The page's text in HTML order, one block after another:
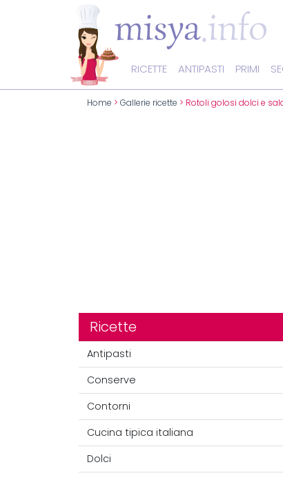
RICETTE ANTIPASTI PRIMI
Home > Gallerie ricette > Rotoli golosi dolci e
Ricette
Antipasti
Conserve
Contorni
Cucina tipica italiana
Dolci